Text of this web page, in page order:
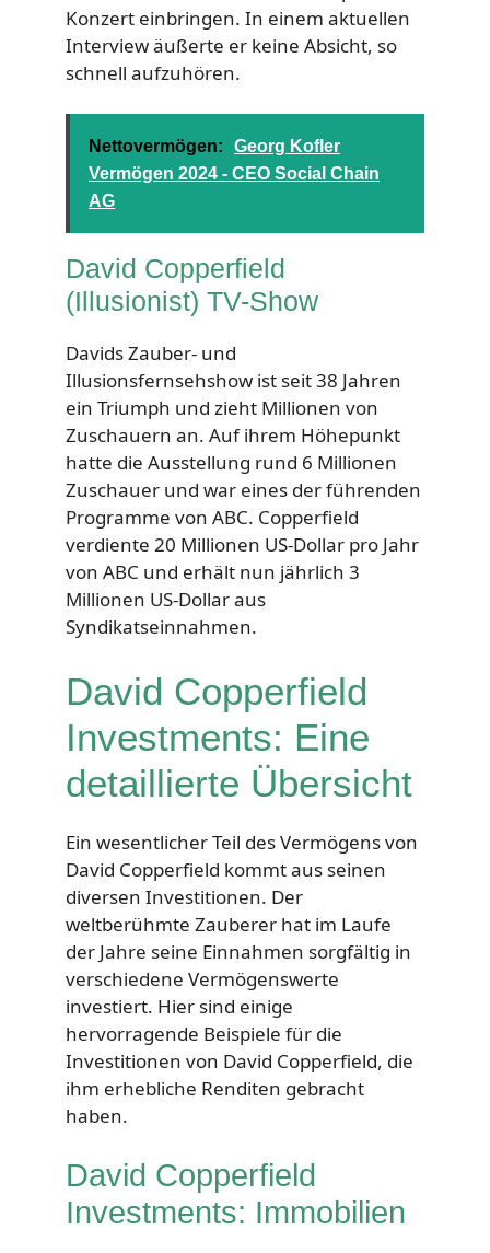
Konzert einbringen. In einem aktuellen
Interview äußerte er keine Absicht, so
schnell aufzuhören.
Nettovermögen:
Georg Kofler
Vermögen 2024 - CEO Social Chain
AG
David Copperfield
(Illusionist) TV-Show
Davids Zauber- und
Illusionsfernsehshow ist seit 38 Jahren
ein Triumph und zieht Millionen von
Zuschauern an. Auf ihrem Höhepunkt
hatte die Ausstellung rund 6 Millionen
Zuschauer und war eines der führenden
Programme von ABC. Copperfield
verdiente 20 Millionen US-Dollar pro Jahr
von ABC und erhält nun jährlich 3
Millionen US-Dollar aus
Syndikatseinnahmen.
David Copperfield
Investments: Eine
detaillierte Übersicht
Ein wesentlicher Teil des Vermögens von
David Copperfield kommt aus seinen
diversen Investitionen. Der
weltberühmte Zauberer hat im Laufe
der Jahre seine Einnahmen sorgfältig in
verschiedene Vermögenswerte
investiert. Hier sind einige
hervorragende Beispiele für die
Investitionen von David Copperfield, die
ihm erhebliche Renditen gebracht
haben.
David Copperfield
Investments: Immobilien